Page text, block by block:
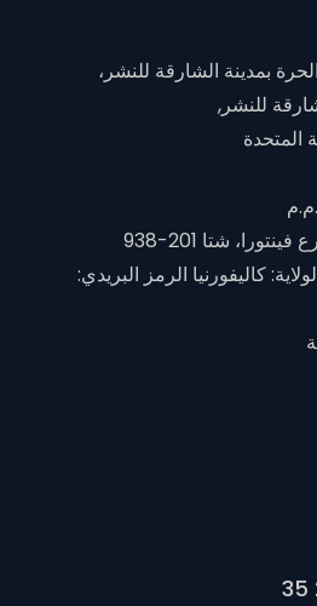
بمدينة الشارقة للنشر،
للنشر,
المتحدة
كاليفورنيا الرمز البريدي: